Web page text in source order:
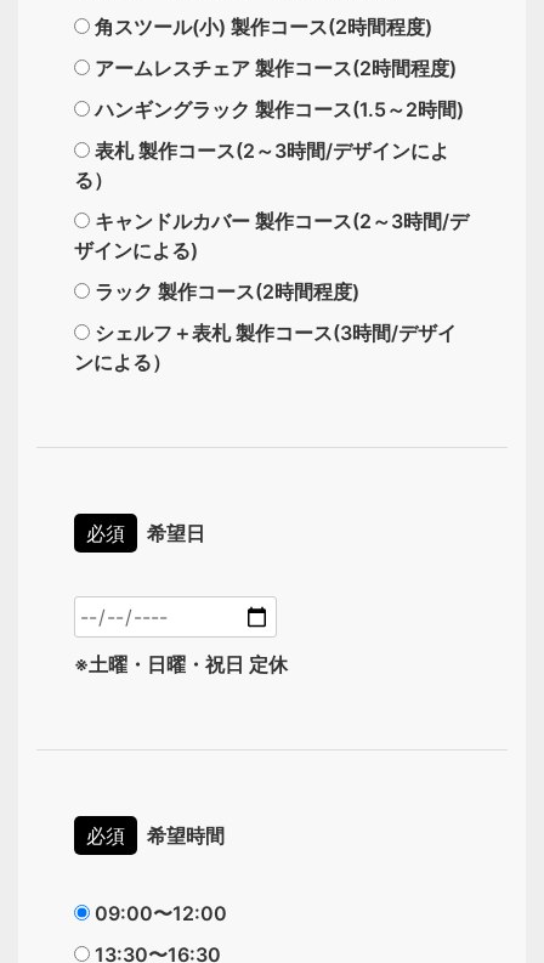
角スツール(小) 製作コース(2時間程度)
アームレスチェア 製作コース(2時間程度)
ハンギングラック 製作コース(1.5～2時間)
表札 製作コース(2～3時間/デザインによ
る）
キャンドルカバー 製作コース(2～3時間/デ
ザインによる)
ラック 製作コース(2時間程度)
シェルフ＋表札 製作コース(3時間/デザイ
ンによる）
必須 希望日
※土曜・日曜・祝日 定休
必須 希望時間
09:00〜12:00
13:30〜16:30